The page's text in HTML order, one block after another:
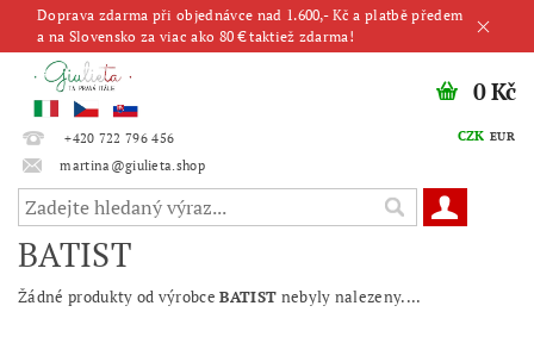
Doprava zdarma při objednávce nad 1.600,- Kč a platbě předem
a na Slovensko za viac ako 80 € taktiež zdarma!
+420 722 796 456
martina@giulieta.shop
CZK EUR
0 Kč
BATIST
Žádné produkty od výrobceBATIST nebyly nalezeny....